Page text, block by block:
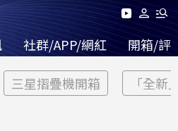
社群/APP/網紅 開箱/評
三星摺疊機開箱 「全新